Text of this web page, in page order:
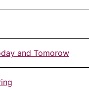
and Tomorow